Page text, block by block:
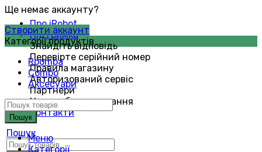
Про iRobot
Підтримка
Знайдіть відповідь
Перевірте серійний номер
Правила магазину
Авторизований сервіс
Партнери
Умови обслуговування
Контакти
Пошук
Ще немає аккаунту?
Створити аккаунт
Категорії продуктів
Roomba
Combo
Аксесуари
Пошук
Меню
Категорії